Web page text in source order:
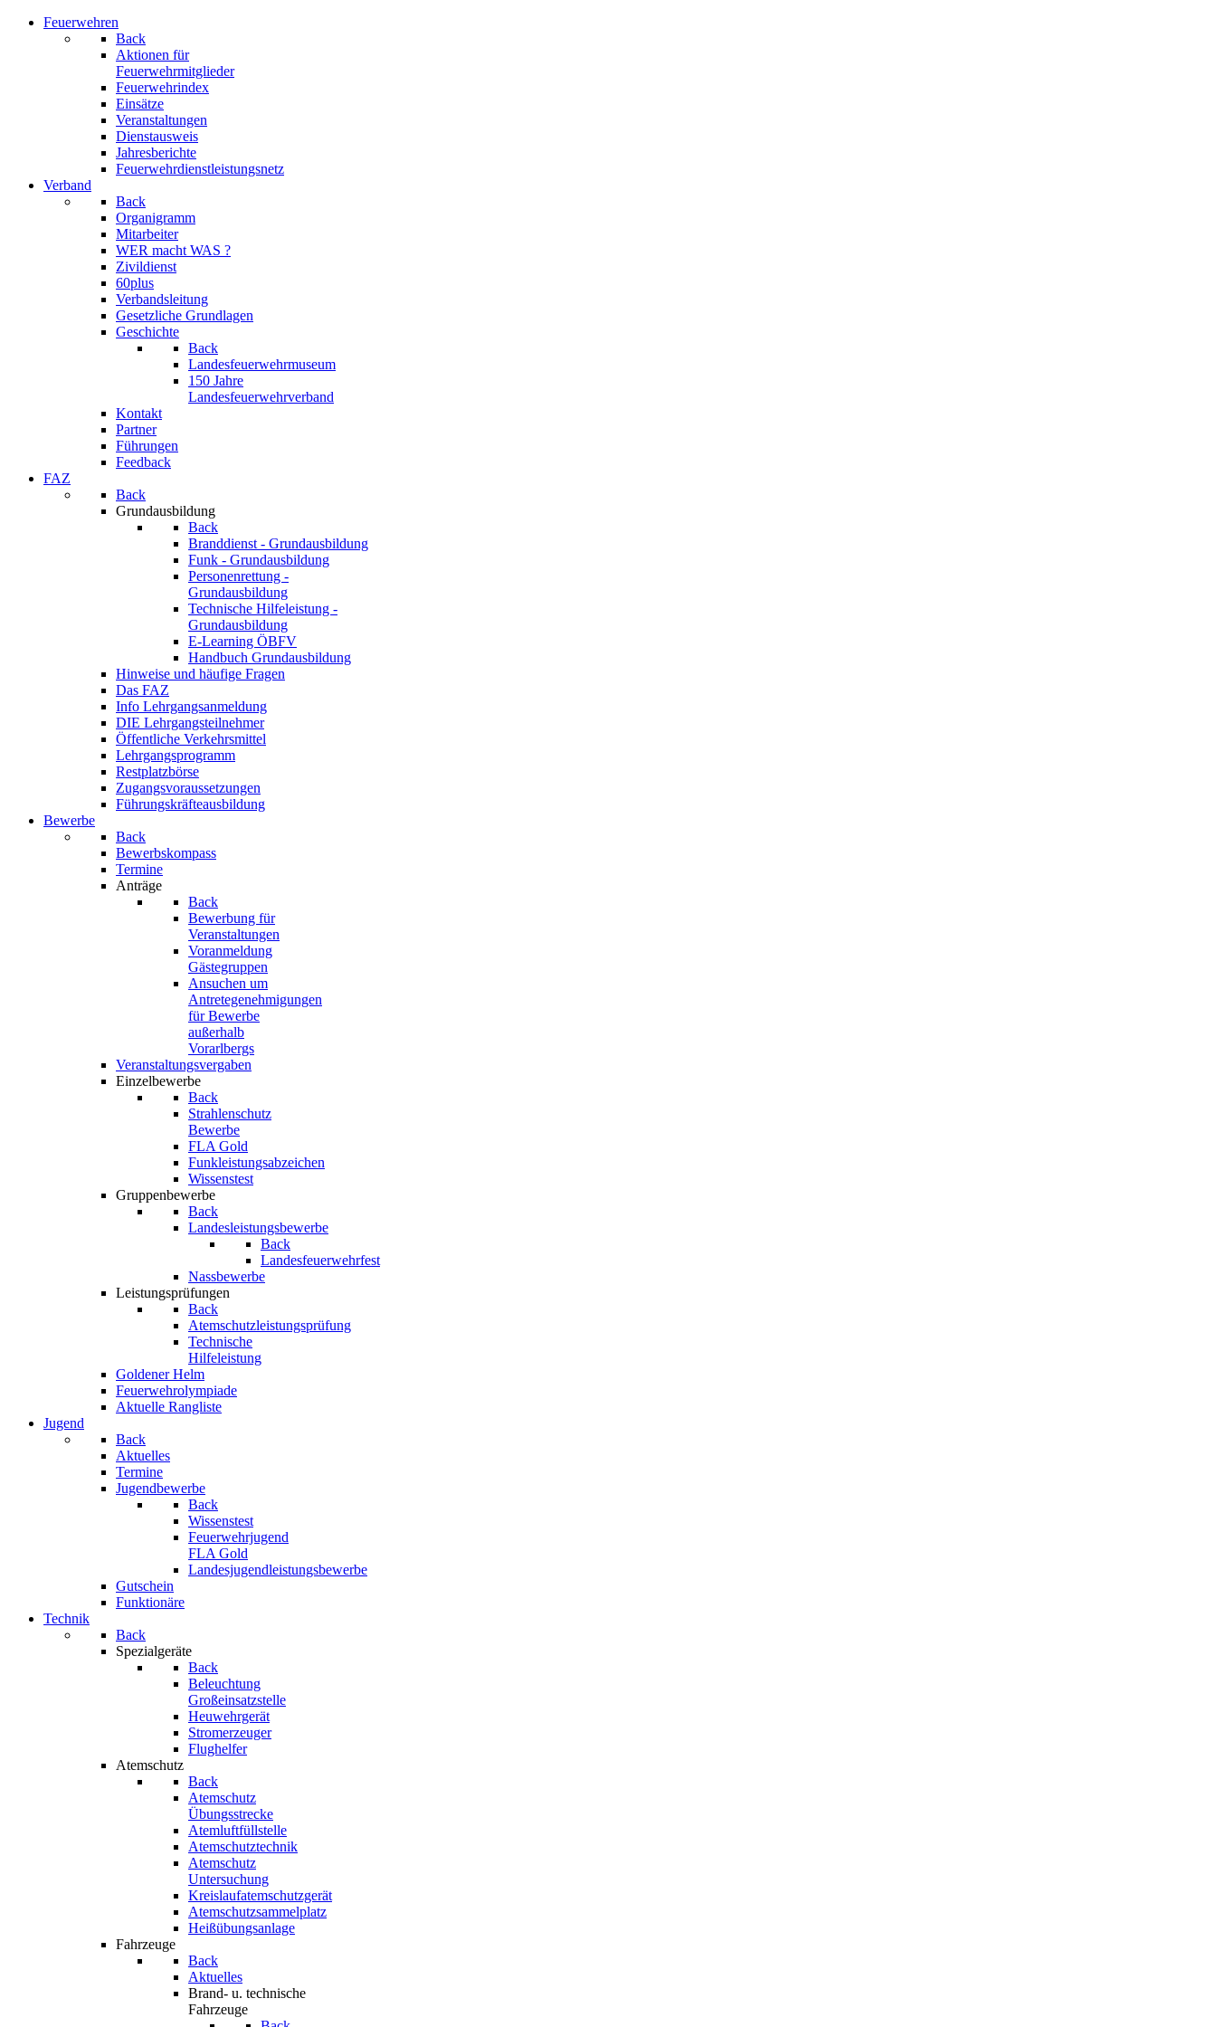
Feuerwehren
Back
Aktionen für
Feuerwehrmitglieder
Feuerwehrindex
Einsätze
Veranstaltungen
Dienstausweis
Jahresberichte
Feuerwehrdienstleistungsnetz
Verband
Back
Organigramm
Mitarbeiter
WER macht WAS ?
Zivildienst
60plus
Verbandsleitung
Gesetzliche Grundlagen
Geschichte
Back
Landesfeuerwehrmuseum
150 Jahre
Landesfeuerwehrverband
Kontakt
Partner
Führungen
Feedback
FAZ
Back
Grundausbildung
Back
Branddienst - Grundausbildung
Funk - Grundausbildung
Personenrettung -
Grundausbildung
Technische Hilfeleistung -
Grundausbildung
E-Learning ÖBFV
Handbuch Grundausbildung
Hinweise und häufige Fragen
Das FAZ
Info Lehrgangsanmeldung
DIE Lehrgangsteilnehmer
Öffentliche Verkehrsmittel
Lehrgangsprogramm
Restplatzbörse
Zugangsvoraussetzungen
Führungskräfteausbildung
Bewerbe
Back
Bewerbskompass
Termine
Anträge
Back
Bewerbung für
Veranstaltungen
Voranmeldung
Gästegruppen
Ansuchen um
Antretegenehmigungen
für Bewerbe
außerhalb
Vorarlbergs
Veranstaltungsvergaben
Einzelbewerbe
Back
Strahlenschutz
Bewerbe
FLA Gold
Funkleistungsabzeichen
Wissenstest
Gruppenbewerbe
Back
Landesleistungsbewerbe
Back
Landesfeuerwehrfest
Nassbewerbe
Leistungsprüfungen
Back
Atemschutzleistungsprüfung
Technische
Hilfeleistung
Goldener Helm
Feuerwehrolympiade
Aktuelle Rangliste
Jugend
Back
Aktuelles
Termine
Jugendbewerbe
Back
Wissenstest
Feuerwehrjugend
FLA Gold
Landesjugendleistungsbewerbe
Gutschein
Funktionäre
Technik
Back
Spezialgeräte
Back
Beleuchtung
Großeinsatzstelle
Heuwehrgerät
Stromerzeuger
Flughelfer
Atemschutz
Back
Atemschutz
Übungsstrecke
Atemluftfüllstelle
Atemschutztechnik
Atemschutz
Untersuchung
Kreislaufatemschutzgerät
Atemschutzsammelplatz
Heißübungsanlage
Fahrzeuge
Back
Aktuelles
Brand- u. technische
Fahrzeuge